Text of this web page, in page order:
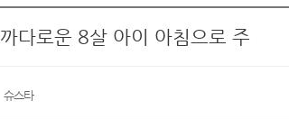
다로운 8살 아이 아침으로 주
슈스타